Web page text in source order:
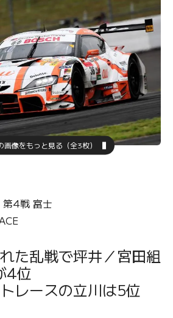
画像をもっと見る（全3枚）
4戦 富士
た乱戦で坪井／宮田組
4位
レースの立川は5位